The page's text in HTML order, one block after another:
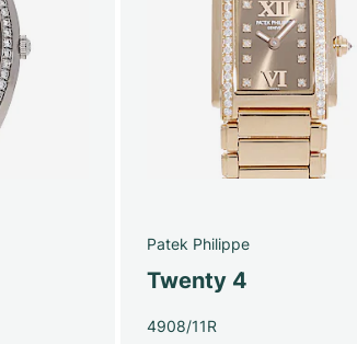
Patek Philippe
Twenty 4
4908/11R